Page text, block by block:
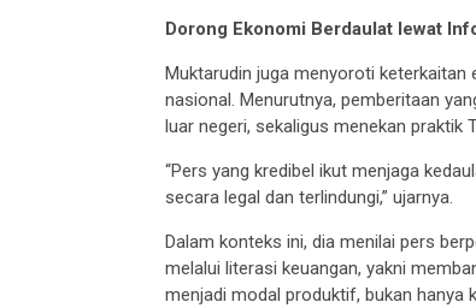
Dorong Ekonomi Berdaulat lewat
Muktarudin juga menyoroti
nasional. Menurutnya, pemberitaan
luar negeri, sekaligus menekan praktik
“Pers yang kredibel ikut menjaga
secara legal dan terlindungi,” ujarnya.
Dalam konteks ini, dia menilai pers
melalui literasi keuangan, yakni
menjadi modal produktif, bukan hanya